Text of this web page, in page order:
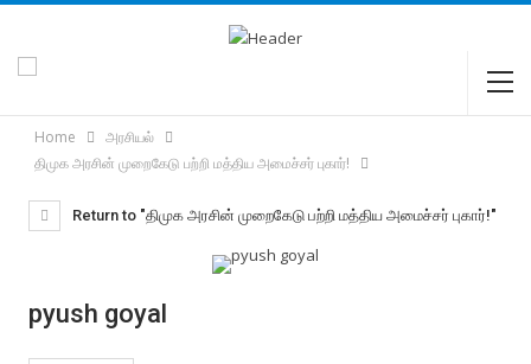
Home
அரசியல்
திமுக அரசின் முறைகேடு பற்றி மத்திய அமைச்சர் புகார்!
Return to "திமுக அரசின் முறைகேடு பற்றி மத்திய அமைச்சர் புகார்!"
pyush goyal